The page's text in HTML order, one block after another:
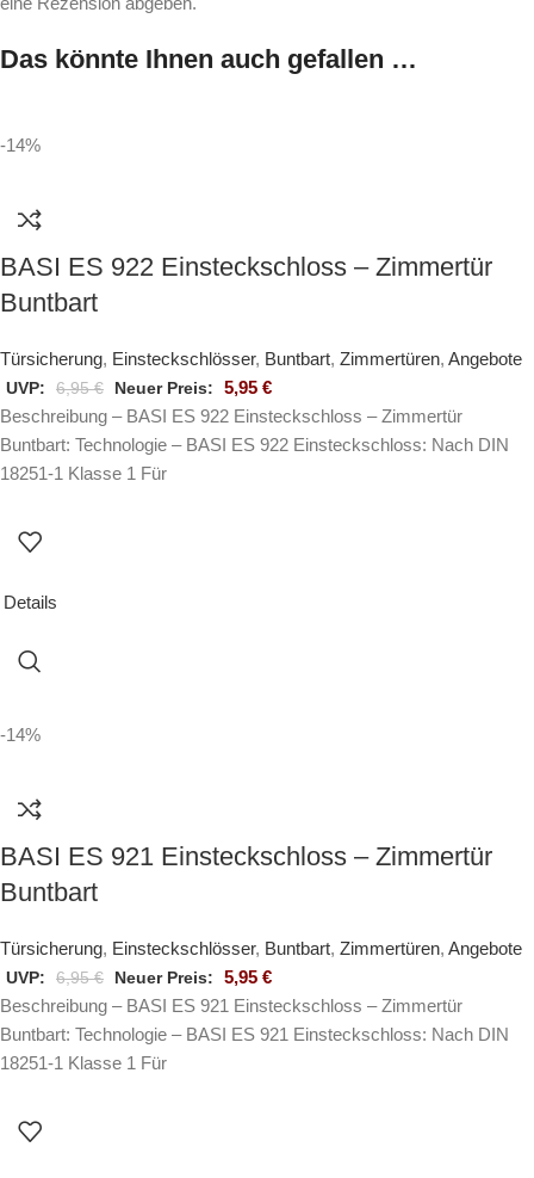
Das könnte Ihnen auch gefallen …
-14%
BASI ES 922 Einsteckschloss – Zimmertür
Buntbart
Türsicherung, Einsteckschlösser, Buntbart, Zimmertüren, Angebote
UVP: 6,95€ Neuer Preis: 5,95 €
Beschreibung – BASI ES 922 Einsteckschloss – Zimmertür
Buntbart: Technologie – BASI ES 922 Einsteckschloss: Nach DIN
18251-1 Klasse 1 Für
Details
-14%
BASI ES 921 Einsteckschloss – Zimmertür
Buntbart
Türsicherung, Einsteckschlösser, Buntbart, Zimmertüren, Angebote
UVP: 6,95€ Neuer Preis: 5,95 €
Beschreibung – BASI ES 921 Einsteckschloss – Zimmertür
Buntbart: Technologie – BASI ES 921 Einsteckschloss: Nach DIN
18251-1 Klasse 1 Für